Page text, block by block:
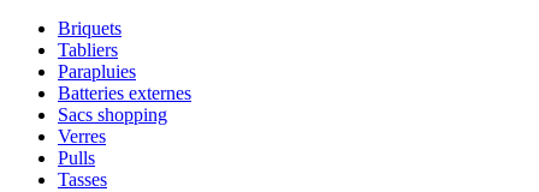
Briquets
Tabliers
Parapluies
Batteries externes
Sacs shopping
Verres
Pulls
Tasses